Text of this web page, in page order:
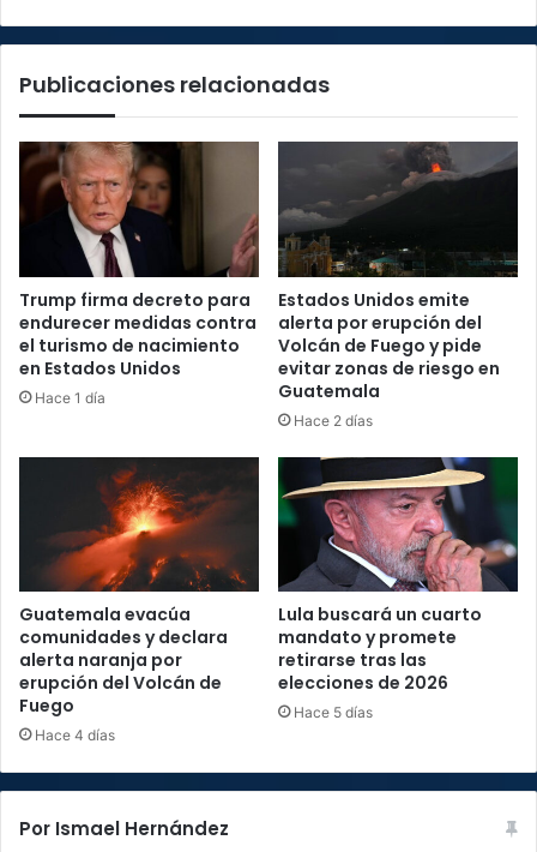
Publicaciones relacionadas
Trump firma decreto para
endurecer medidas contra
el turismo de nacimiento
en Estados Unidos
Hace 1 día
Estados Unidos emite
alerta por erupción del
Volcán de Fuego y pide
evitar zonas de riesgo en
Guatemala
Hace 2 días
Guatemala evacúa
comunidades y declara
alerta naranja por
erupción del Volcán de
Fuego
Hace 4 días
Lula buscará un cuarto
mandato y promete
retirarse tras las
elecciones de 2026
Hace 5 días
Por Ismael Hernández